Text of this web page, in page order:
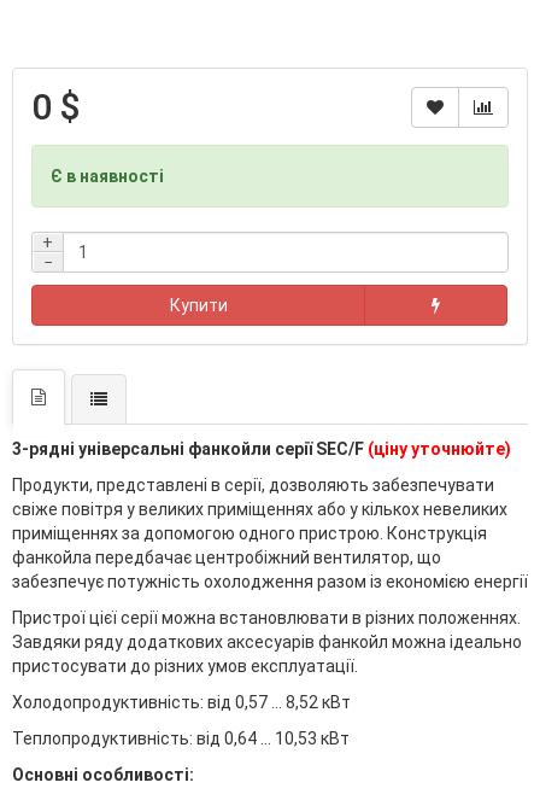
0 $
Є в наявності
+
−
Купити
3-рядні універсальні фанкойли серії ЅEС/F (ціну уточнюйте)
Продукти, представлені в серії, дозволяють забезпечувати
свіже повітря у великих приміщеннях або у кількох невеликих
приміщеннях за допомогою одного пристрою. Конструкція
фанкойла передбачає центробіжний вентилятор, що
забезпечує потужність охолодження разом із економією енергії
Пристрої цієї серії можна встановлювати в різних положеннях.
Завдяки ряду додаткових аксесуарів фанкойл можна ідеально
пристосувати до різних умов експлуатації.
Холодопродуктивність: від 0,57 ... 8,52 кВт
Теплопродуктивність: від 0,64 ... 10,53 кВт
Основні особливості: